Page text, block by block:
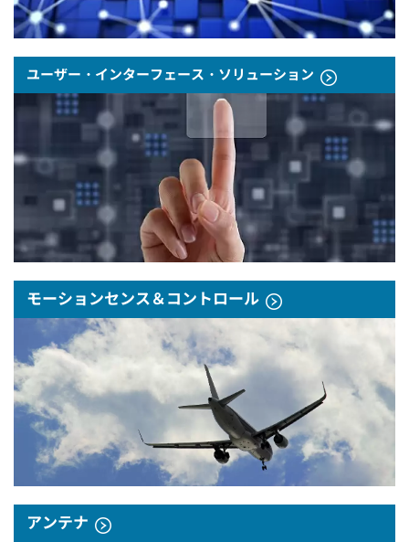
ユーザー・インターフェース・ソリューション
モーションセンス＆コントロール
アンテナ